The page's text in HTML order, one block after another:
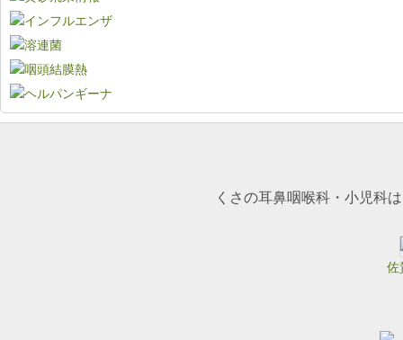
くさの耳鼻咽喉科・小児科
佐